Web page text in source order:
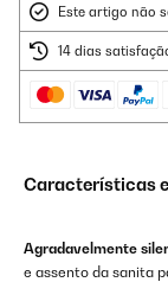
Este artigo não
14 dias
Características
Agradavelmente
e assento da sanita